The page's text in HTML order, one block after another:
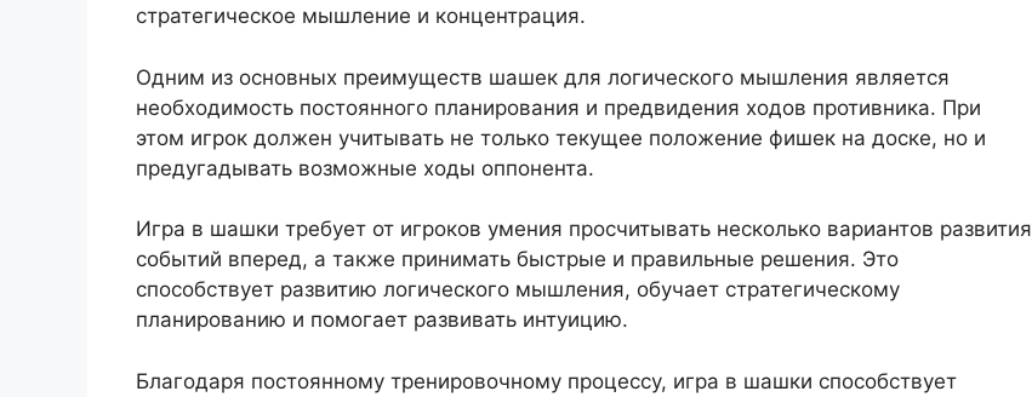
стратегическое мышление и концентрация.
Одним из основных преимуществ шашек для логического мышления является
необходимость постоянного планирования и предвидения ходов противника. При
этом игрок должен учитывать не только текущее положение фишек на доске, но и
предугадывать возможные ходы оппонента.
Игра в шашки требует от игроков умения просчитывать несколько вариантов развития
событий вперед, а также принимать быстрые и правильные решения. Это
способствует развитию логического мышления, обучает стратегическому
планированию и помогает развивать интуицию.
Благодаря постоянному тренировочному процессу, игра в шашки способствует